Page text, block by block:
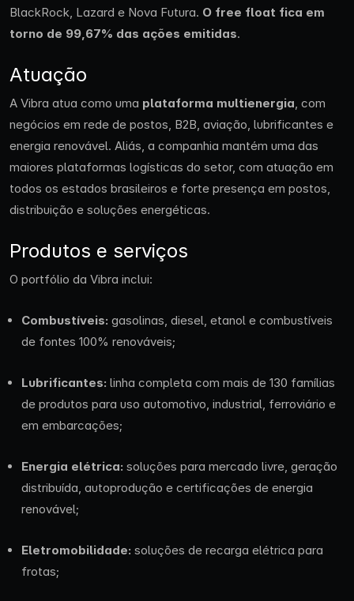
BlackRock, Lazard e Nova Futura. O free float fica em
torno de 99,67% das ações emitidas.
Atuação
A Vibra atua como uma plataforma multienergia, com
negócios em rede de postos, B2B, aviação, lubrificantes e
energia renovável. Aliás, a companhia mantém uma das
maiores plataformas logísticas do setor, com atuação em
todos os estados brasileiros e forte presença em postos,
distribuição e soluções energéticas.
Produtos e serviços
O portfólio da Vibra inclui:
Combustíveis: gasolinas, diesel, etanol e combustíveis
de fontes 100% renováveis;
Lubrificantes: linha completa com mais de 130 famílias
de produtos para uso automotivo, industrial, ferroviário e
em embarcações;
Energia elétrica: soluções para mercado livre, geração
distribuída, autoprodução e certificações de energia
renovável;
Eletromobilidade: soluções de recarga elétrica para
frotas;